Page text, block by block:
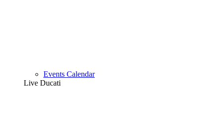
Events Calendar
Live Ducati